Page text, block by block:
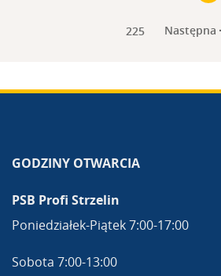
225 Następna
GODZINY OTWARCIA
PSB Profi Strzelin
Poniedziałek-Piątek 7:00-17:00
Sobota 7:00-13:00